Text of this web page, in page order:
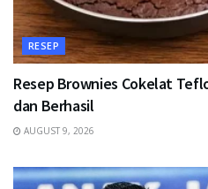
RESEP
Resep Brownies Cokelat
dan Berhasil
AUGUST 9, 2026